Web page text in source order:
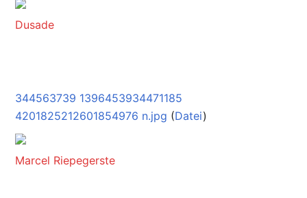
Dusade
344563739 1396453934471185
4201825212601854976 n.jpg (Datei)
Marcel Riepegerste